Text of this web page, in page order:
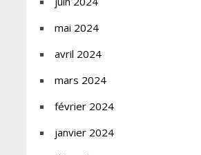
mai 2024
avril 2024
mars 2024
février 2024
janvier 2024